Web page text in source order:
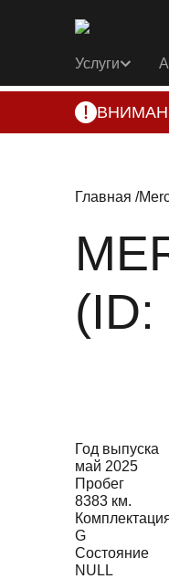
Услуги
Главная
(ID:
Год выпуска
май 2025
Пробег
8383 км.
G
Состояние
NULL